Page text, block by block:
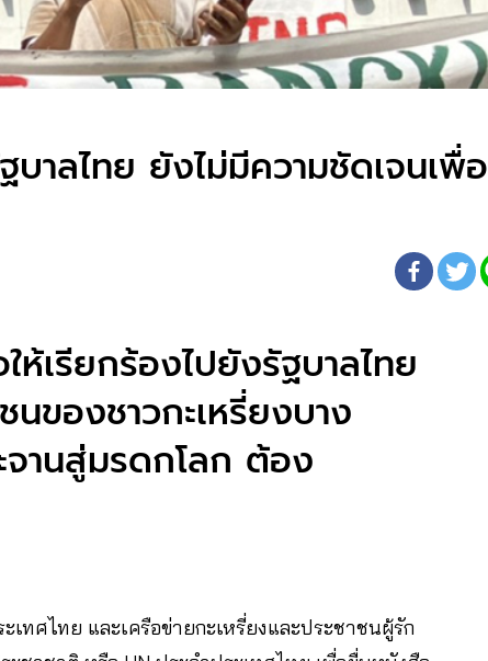
าลไทย ยังไม่มีความชัดเจนเพื่อ
ห้เรียกร้องไปยังรัฐบาลไทย
ของชาวกะเหรี่ยงบาง
านสู่มรดกโลก ต้อง
ทศไทย และเครือข่ายกะเหรี่ยงและประชาชนผู้รัก